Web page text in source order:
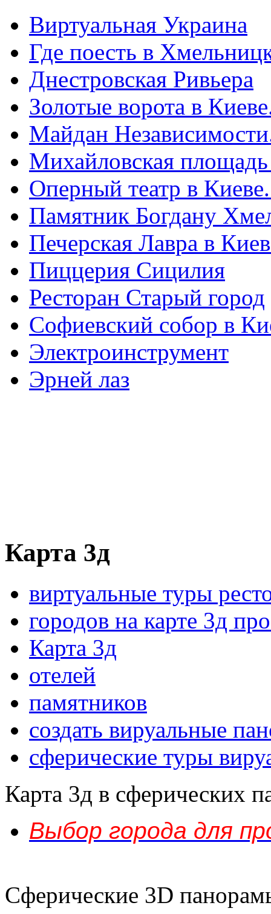
Виртуальная Украина
Где поесть в
Днестровская Ривьера
Золотые ворота в
Майдан
Михайловская
Оперный театр в
Памятник Богдану
Печерская Лавра в
Пиццерия Сицилия
Ресторан Старый город
Софиевский собор в
Электроинструмент
Эрней лаз
Карта 3д
виртуальные туры
городов на карте 3д
Карта 3д
отелей
памятников
создать вируальные
сферические туры
Карта 3д в сферических
Выбор города для
Сферические 3D